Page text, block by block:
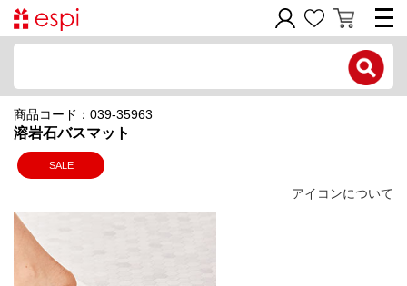
商品コード：039-35963
溶岩石バスマット
SALE
アイコンについて
新規会員登録
ご利用ガイド
価格帯別